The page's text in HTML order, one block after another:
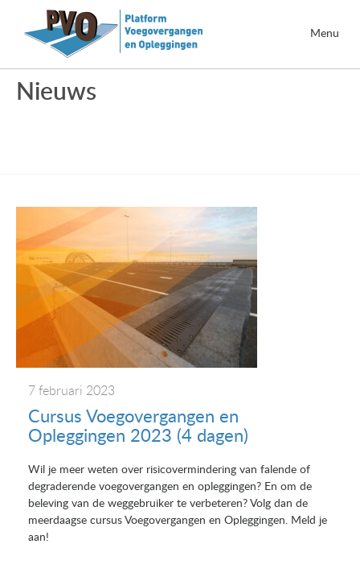
Menu
Nieuws
7 februari 2023
Cursus Voegovergangen en
Opleggingen 2023 (4 dagen)
Wil je meer weten over risicovermindering van falende of
degraderende voegovergangen en opleggingen? En om de
beleving van de weggebruiker te verbeteren? Volg dan de
meerdaagse cursus Voegovergangen en Opleggingen. Meld je
aan!